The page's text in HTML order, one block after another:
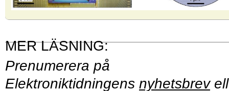
Prenumerera på
Elektroniktidningens nyhetsbrev